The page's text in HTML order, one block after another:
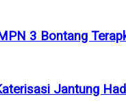
3 Bontang
Jantung